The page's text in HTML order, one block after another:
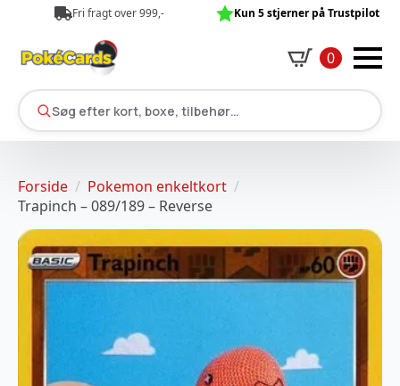
Fri fragt over 999,- Kun 5 stjerner på Trustpilot
0
Søg efter kort, boxe, tilbehør…
Forside
Pokemon enkeltkort
Trapinch – 089/189 – Reverse